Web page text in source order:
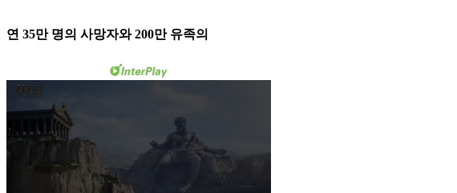
연 35만 명의 사망자와 200만 유족의